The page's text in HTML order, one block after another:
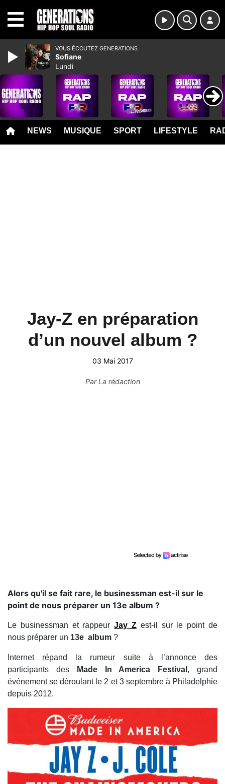
NEWS MUSIQUE SPORT LIFESTYLE
Jay-Z en préparation
d’un nouvel album ?
03 Mai 2017
ParLa rédaction
Alors qu'il se fait rare, le businessman est-il sur le
point de nous préparer un 13e album ?
Le businessman et rappeurJay Z est-il sur le point de
nous préparer un 13e album ?
Internet répand la rumeur suite à l’annonce des
participants des
Made In America Festival , grand
événement se déroulant le 2 et 3 septembre à Philadelphie
depuis 2012.
VOUS ÉCOUTEZ GENERATIONS
Sofiane
Lundi